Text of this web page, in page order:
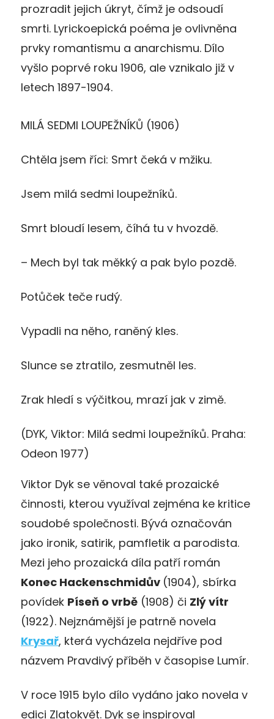
prozradit jejich úkryt, čímž je odsoudí
smrti. Lyrickoepická poéma je ovlivněna
prvky romantismu a anarchismu. Dílo
vyšlo poprvé roku 1906, ale vznikalo již v
letech 1897-1904.
MILÁ SEDMI LOUPEŽNÍKŮ (1906)
Chtěla jsem říci: Smrt čeká v mžiku.
Jsem milá sedmi loupežníků.
Smrt bloudí lesem, číhá tu v hvozdě.
– Mech byl tak měkký a pak bylo pozdě.
Potůček teče rudý.
Vypadli na něho, raněný kles.
Slunce se ztratilo, zesmutněl les.
Zrak hledí s výčitkou, mrazí jak v zimě.
(DYK, Viktor: Milá sedmi loupežníků. Praha:
Odeon 1977)
Viktor Dyk se věnoval také prozaické
činnosti, kterou využíval zejména ke kritice
soudobé společnosti. Bývá označován
jako ironik, satirik, pamfletik a parodista.
Mezi jeho prozaická díla patří román
Konec Hackenschmidův (1904), sbírka
povídek Píseň o vrbě (1908) či Zlý vítr
(1922). Nejznámější je patrně novela
Krysař, která vycházela nejdříve pod
názvem Pravdivý příběh v časopise Lumír.
V roce 1915 bylo dílo vydáno jako novela v
edici Zlatokvět. Dyk se inspiroval